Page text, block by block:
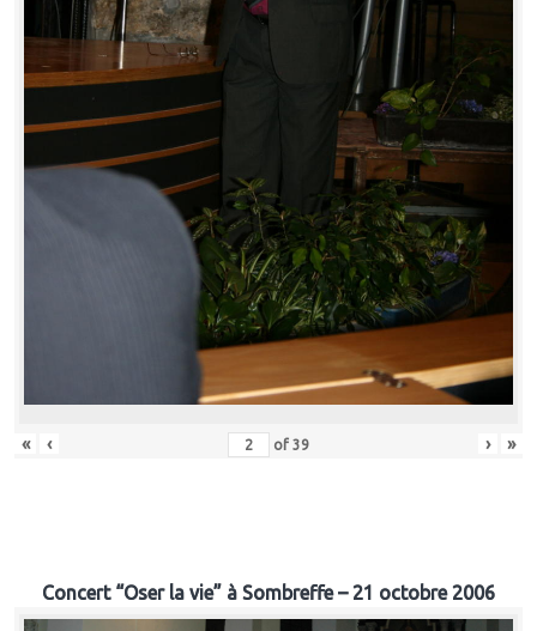
« ‹ of 39 › »
Concert “Oser la vie” à Sombreffe – 21 octobre 2006